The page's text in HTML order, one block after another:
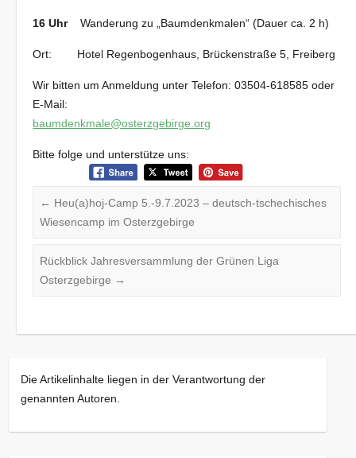
16 UhrWanderung zu „Baumdenkmalen“ (Dauer ca. 2 h)
Ort: Hotel Regenbogenhaus, Brückenstraße 5, Freiberg
Wir bitten um Anmeldung unter Telefon: 03504-618585 oder
E-Mail:
baumdenkmale@osterzgebirge.org
Bitte folge und unterstütze uns:
← Heu(a)hoj-Camp 5.-9.7.2023 – deutsch-tschechisches
Wiesencamp im Osterzgebirge
Rückblick Jahresversammlung der Grünen Liga
Osterzgebirge →
Die Artikelinhalte liegen in der Verantwortung der
genannten Autoren.